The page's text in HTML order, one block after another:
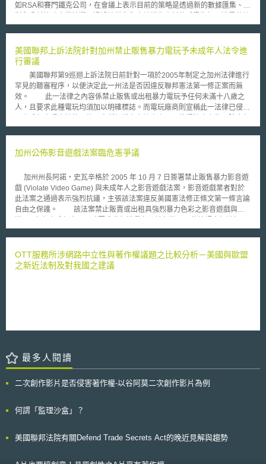
如RSA和賽門鐵克公司，在會議上表示目前的策略是透過新的數據匯集、比
的特徵偵測（signature-based）安全工具無法做到的。 不像傳統的安
前遏止任何違犯行為，協助企業作全面性的偵測而不擔心有所遺漏。
由於越來越多的美國政府機關和民間企業遭受到針對性和持續性的攻擊，巨
類，而需要動新技術來保護這些數據資料免於惡意人士或對手的竊取或其他
侵害行為。企業應該要因應實際面臨的威脅和所獲悉的威脅情報來建立安全
模型，取代部署特定產品和外圍系統的防禦。 美國無論是政府機關或
民間企業都被捲入了不對稱戰爭-對手是武器精良、準備充分並有嚴密組織
家都肯認至少從理論上來說，以巨量資料技術強化資訊安全是很好的想法。
認為，許多人的電腦紀錄檔和所有的電子裝置都早就被侵入滲透了，這才是
問題所在。他表示，目前現存的SIEM（安全性資訊及事件管理）工具可以
讓企業聚集來自許多個安全設備的巨量登錄數據整合在同一系統內，但真正
的問題是，SIEM工具必須要有能力分析數據並找出關聯性，如此才能偵測
到駭客入侵的前兆證據和真實的入侵行為，這和彙整數據是不同的兩件事。
許多企業所面臨的問題不是缺乏數據資料，而是要如何為資訊安全的目的建
立關聯規則和應用方式，以有效率的方式找出有用的巨量數據並進行分析，
和留下可供進行訴訟使用的證據。
美國聯邦上訴法院針對加州禁止販售暴力電玩予未成年人法令進
行審議
美國聯邦第9巡迴上訴法院日前針對一項於2005年制定之加州法律進行
罕見的聽審程序，以便決定此一州法是否因違反聯邦憲法第一修正案而無
效。 此一法律之內容係禁止販售或出租暴力電玩予任何未滿十八歲之
人，且要求此種電玩均須加以明確標誌。而電玩廠商則宣稱此一法律已侵犯
下級法院已對此一案件做出電玩廠商勝訴之判決外，其他的州法院也紛紛做
州檢察總長Zackery Morazzini依然表示：州政府本即有權協助家長使未成
「猥褻」之特性。 而電玩廠商於訴訟中則表示：倘若此一法律得以合
憲，則勢必會產生滑坡效應，即州政府勢必將會以保護兒童為藉口，而對於
其它資訊，諸如同性戀、性教育、生育控制等等之提供作出更多的限制。而
此種滑坡效應，顯然亦是第9巡迴上訴法院所關切的重點之一：如Alex
最高法院裁決後方能有最終決定。
加州公佈影音遊戲法案臨危憲爭議
加州州長阿諾‧史瓦辛格於 2005 年 10 月 7 日簽署禁止販售暴力影音遊
戲 (Violate Video Game) 與未成年人之影音遊戲法案，影音遊戲業者對於
此法案之通過表示強烈抗議，主張該法案違反美國憲法修正條文第一條言論
自由之保護。 該法案禁止販賣或出租具強烈暴力色彩之影音遊戲與未
明顯之「 18 」字樣，違者將處以 1000 美元以下之罰金。州長史瓦辛格先
其家長決定之，故此法案並未限制該未成年人之家長購買或租用該類遊戲提
供未成年人使用。 美國「影音軟體業者協會」 (Video Software Dealer
OTT服務所涉網路中立性與著作權議題之比較分析－美國與歐盟
之新近法制及對我國之建議
最多人閱讀
二次創作影片是否侵害著作權-以谷阿莫二次創作影片為例
何謂「監理沙盒」？
美國聯邦法院有關Defend Trade Secrets Act的晚近見解與趨勢